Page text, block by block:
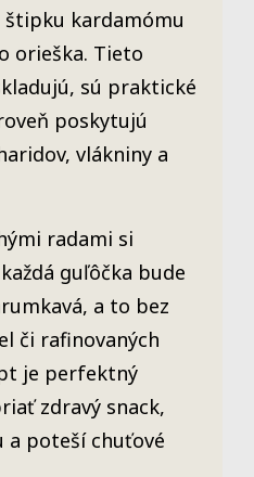
štipku kardamómu
orieška. Tieto
sú praktické
poskytujú
vlákniny a
radami si
guľôčka bude
a to bez
či rafinovaných
je perfektný
zdravý snack,
a poteší chuťové